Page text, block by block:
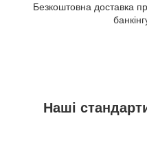
Безкоштовна доставка
Наші